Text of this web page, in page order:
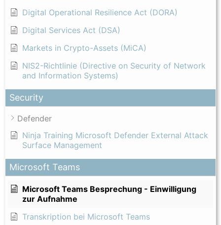
Digital Operational Resilience Act (DORA)
Digital Services Act (DSA)
Markets in Crypto-Assets (MiCA)
NIS2-Richtlinie (Directive on Security of Network
and Information Systems)
Security
Defender
Ninja Training Microsoft Defender External Attack
Surface Management
Microsoft Teams
Microsoft Teams Besprechung - Einwilligung
zur Aufnahme
Transkription bei Microsoft Teams